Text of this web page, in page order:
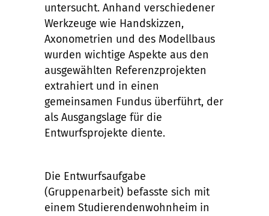
untersucht. Anhand verschiedener
Werkzeuge wie Handskizzen,
Axonometrien und des Modellbaus
wurden wichtige Aspekte aus den
ausgewählten Referenzprojekten
extrahiert und in einen
gemeinsamen Fundus überführt, der
als Ausgangslage für die
Entwurfsprojekte diente.
Die Entwurfsaufgabe
(Gruppenarbeit) befasste sich mit
einem Studierendenwohnheim in